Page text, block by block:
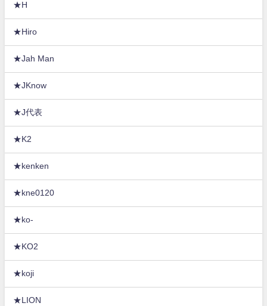
★H
★Hiro
★Jah Man
★JKnow
★J代表
★K2
★kenken
★kne0120
★ko-
★KO2
★koji
★LION